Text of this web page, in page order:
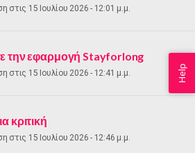
στις 15 Ιουλίου 2026 - 12:01 μ.μ.
την εφαρμογή Stayforlong
στις 15 Ιουλίου 2026 - 12:41 μ.μ.
κριτική
στις 15 Ιουλίου 2026 - 12:46 μ.μ.
Help